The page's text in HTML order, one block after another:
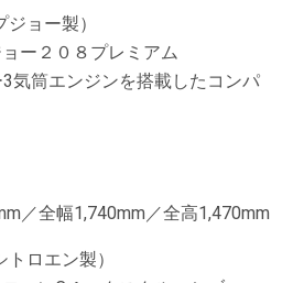
ョー製）
ー２０８プレミアム
気筒エンジンを搭載したコンパ
／全幅1,740mm／全高1,470mm
ロエン製）